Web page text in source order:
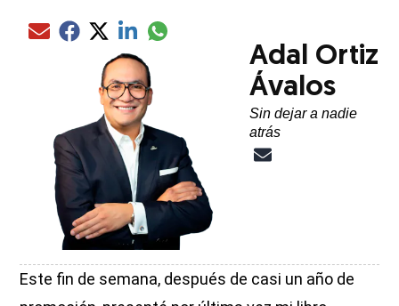
Compartir el artículo actual mediante Email
Compartir el artículo actual mediante Facebook
Compartir el artículo actual mediante Twitter
Compartir el artículo actual mediante LinkedIn
Compartir el artículo actual mediante
Adal Ortiz
Ávalos
Sin dejar a nadie
atrás
Este fin de semana, después de casi un año de